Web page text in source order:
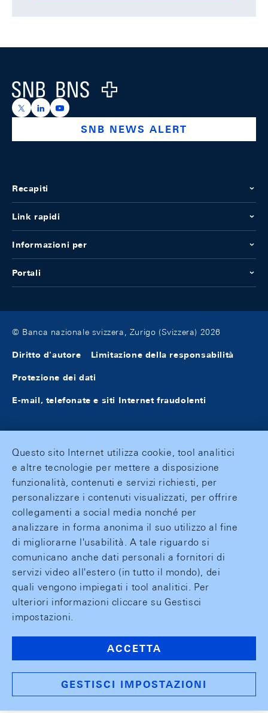
Logo
https://x.com/snb_bns
https://ch.linkedin.com/company/swiss-national-
https://www.youtube.com/@swissnationalbank
SNB NEWS ALERT
Recapiti
Link rapidi
Informazioni per
Portali
© Banca nazionale svizzera, Zurigo (Svizzera) 2026
Diritto d'autore Limitazione della responsabilità
Protezione dei dati
E-mail, telefonate e siti Internet fraudolenti
Questo sito Internet utilizza cookie, tool analitici
e altre tecnologie per mettere a disposizione
funzionalità, contenuti e servizi richiesti, per
personalizzare i contenuti visualizzati, per offrire
collegamenti a social media nonché per
analizzare in forma anonima il suo utilizzo al fine
di migliorarne l'usabilità. A tale riguardo si
comunicano anche dati personali a fornitori di
servizi video all'estero (in tutto il mondo), dei
quali vengono impiegati i tool analitici. Per
ulteriori informazioni cliccare su Gestisci
impostazioni.
ACCETTA
GESTISCI IMPOSTAZIONI